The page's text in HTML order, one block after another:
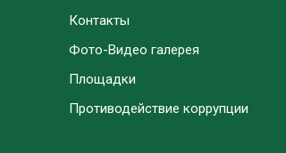
Контакты
Фото-Видео галерея
Площадки
Противодействие коррупции